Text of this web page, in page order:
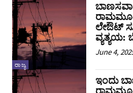
ರಾಜ್ಯ
ಲೇಔಟ್
ವ್ಯತ್ಯಯ:
June 4,
ಇಂದು